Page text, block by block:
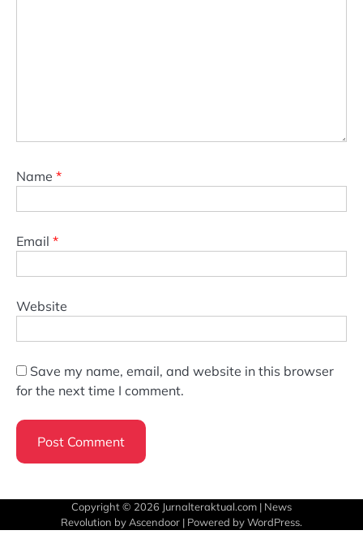
Name *
Email *
Website
Save my name, email, and website in this browser
for the next time I comment.
Copyright © 2026 Jurnalteraktual.com | News
Revolution byAscendoor | Powered byWordPress.